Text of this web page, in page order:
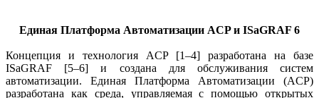
Единая Платформа Автоматизации ACP и ISaGRAF 6
Концепция и технология ACP [1–4] разработана на базе
ISaGRAF [5–6] и создана для обслуживания систем
автоматизации. Единая Платформа Автоматизации (ACP)
разработана как среда, управляемая с помощью открытых